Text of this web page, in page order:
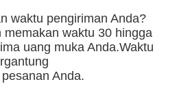
waktu pengiriman Anda?
waktu 30 hingga
uang muka Anda.Waktu
Anda.